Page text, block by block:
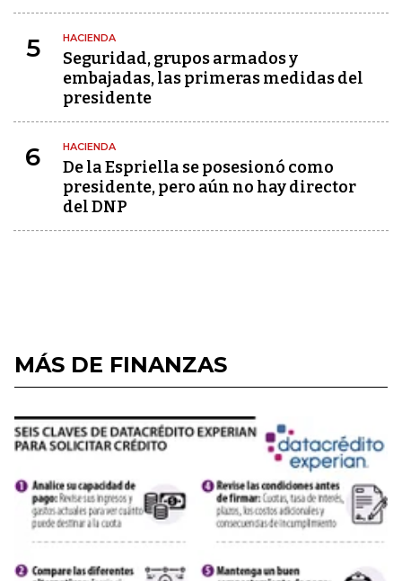
5 HACIENDA
Seguridad, grupos armados y
embajadas, las primeras medidas del
presidente
6 HACIENDA
De la Espriella se posesionó como
presidente, pero aún no hay director
del DNP
MÁS DE FINANZAS